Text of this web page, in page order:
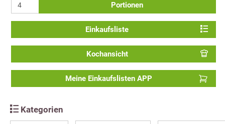
Portionen
Einkaufsliste
Kochansicht
Meine Einkaufslisten APP
Kategorien